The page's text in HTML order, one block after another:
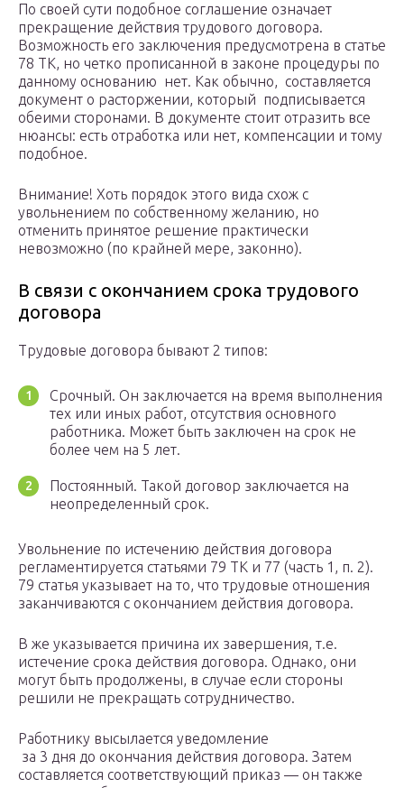
По своей сути подобное соглашение означает
прекращение действия трудового договора.
Возможность его заключения предусмотрена в статье
78 ТК, но четко прописанной в законе процедуры по
данному основанию нет. Как обычно, составляется
документ о расторжении, который подписывается
обеими сторонами. В документе стоит отразить все
нюансы: есть отработка или нет, компенсации и тому
подобное.
Внимание! Хоть порядок этого вида схож с
увольнением по собственному желанию, но
отменить принятое решение практически
невозможно (по крайней мере, законно).
В связи с окончанием срока трудового
договора
Трудовые договора бывают 2 типов:
Срочный. Он заключается на время выполнения
тех или иных работ, отсутствия основного
работника. Может быть заключен на срок не
более чем на 5 лет.
Постоянный. Такой договор заключается на
неопределенный срок.
Увольнение по истечению действия договора
регламентируется статьями 79 ТК и 77 (часть 1, п. 2).
79 статья указывает на то, что трудовые отношения
заканчиваются с окончанием действия договора.
В же указывается причина их завершения, т.е.
истечение срока действия договора. Однако, они
могут быть продолжены, в случае если стороны
решили не прекращать сотрудничество.
Работнику высылается уведомление
за 3 дня до окончания действия договора. Затем
составляется соответствующий приказ — он также